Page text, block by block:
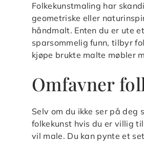
Folkekunstmaling har
geometriske eller
håndmalt. Enten du er ute
sparsommelig funn, tilbyr
kjøpe brukte malte møbler
Omfavner
Selv om du ikke ser på
folkekunst hvis du er villig
vil male. Du kan pynte et